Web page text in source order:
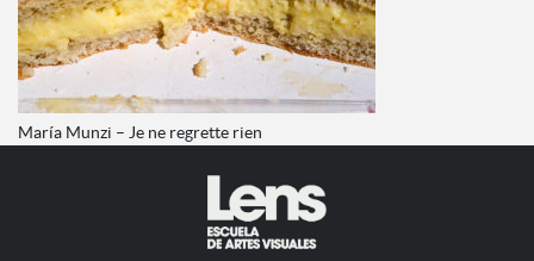
María Munzi – Je ne regrette rien